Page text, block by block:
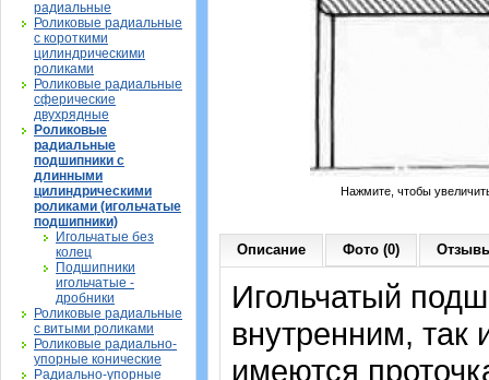
радиальные
Роликовые радиальные
с короткими
цилиндрическими
роликами
Роликовые радиальные
сферические
двухрядные
Роликовые
радиальные
подшипники с
длинными
цилиндрическими
роликами (игольчатые
подшипники)
Игольчатые без
колец
Подшипники
игольчатые -
дробники
Роликовые радиальные
с витыми роликами
Роликовые радиально-
упорные конические
Радиально-упорные
Нажмите, чтобы
Описание Фото (0)
Игольчатый
внутренним,
имеются